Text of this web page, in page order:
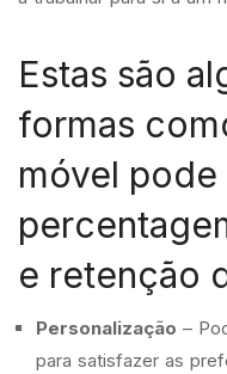
Estas são
formas
móvel pode
e retenção
Personalização –
para satisfazer as